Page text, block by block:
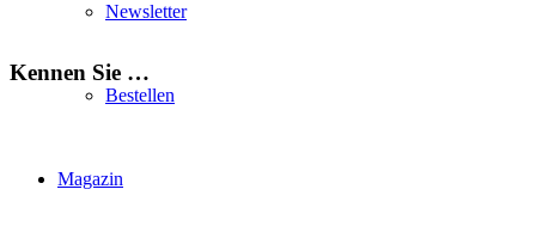
Newsletter
Bestellen
Magazin
Kennen Sie …